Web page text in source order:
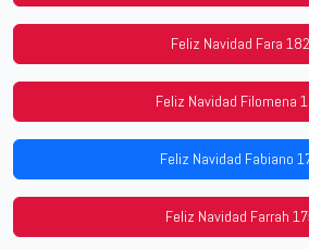
Feliz Navidad Fara
Feliz Navidad Filomena
Feliz Navidad Fabiano
Feliz Navidad Farrah